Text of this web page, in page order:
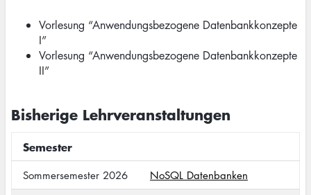
Vorlesung “Anwendungsbezogene Datenbankkonzepte
I”
Vorlesung “Anwendungsbezogene Datenbankkonzepte
II”
Bisherige Lehrveranstaltungen
Semester
Sommersemester 2026 NoSQL Datenbanken